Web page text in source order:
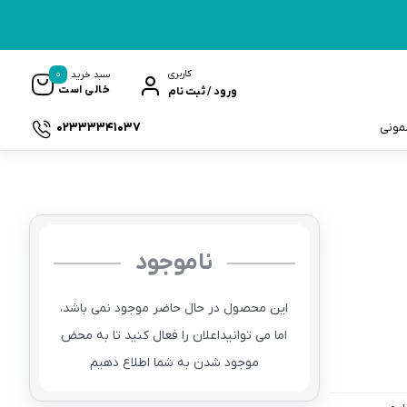
کاربری
ورود / ثبت نام
سبد خرید
خالی است
0
02333341037
ناموجود
این محصول در حال حاضر موجود نمی باشد،
اما می توانیداعلان را فعال کنید تا به محض
موجود شدن به شما اطلاع دهیم